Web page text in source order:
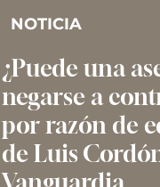
NOTICIA
¿Puede una
negarse a
por razón de
de Luis